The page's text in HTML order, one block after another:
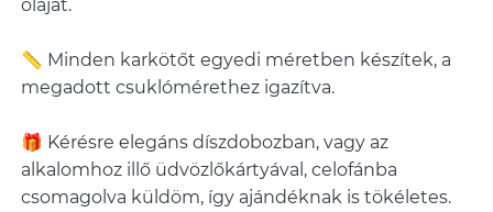
olajat.
📏 Minden karkötőt egyedi méretben készítek, a
megadott csuklómérethez igazítva.
🎁 Kérésre elegáns díszdobozban, vagy az
alkalomhoz illő üdvözlőkártyával, celofánba
csomagolva küldöm, így ajándéknak is tökéletes.